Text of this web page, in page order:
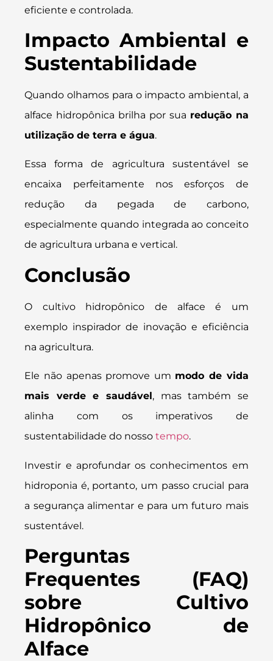
eficiente e controlada.
Impacto Ambiental e
Sustentabilidade
Quando olhamos para o impacto ambiental, a
alface hidropônica brilha por sua redução na
utilização de terra e água.
Essa forma de agricultura sustentável se
encaixa perfeitamente nos esforços de
redução da pegada de carbono,
especialmente quando integrada ao conceito
de agricultura urbana e vertical.
Conclusão
O cultivo hidropônico de alface é um
exemplo inspirador de inovação e eficiência
na agricultura.
Ele não apenas promove um modo de vida
mais verde e saudável, mas também se
alinha com os imperativos de
sustentabilidade do nossotempo.
Investir e aprofundar os conhecimentos em
hidroponia é, portanto, um passo crucial para
a segurança alimentar e para um futuro mais
sustentável.
Perguntas
Frequentes (FAQ)
sobre Cultivo
Hidropônico de
Alface